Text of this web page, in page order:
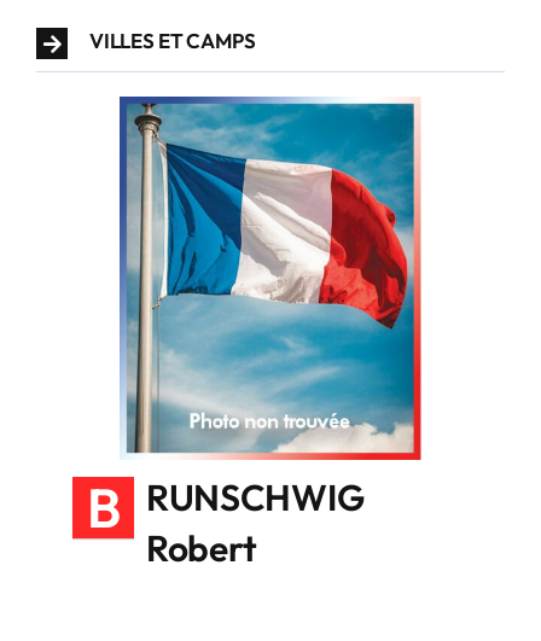
VILLES ET CAMPS
B
RUNSCHWIG
Robert